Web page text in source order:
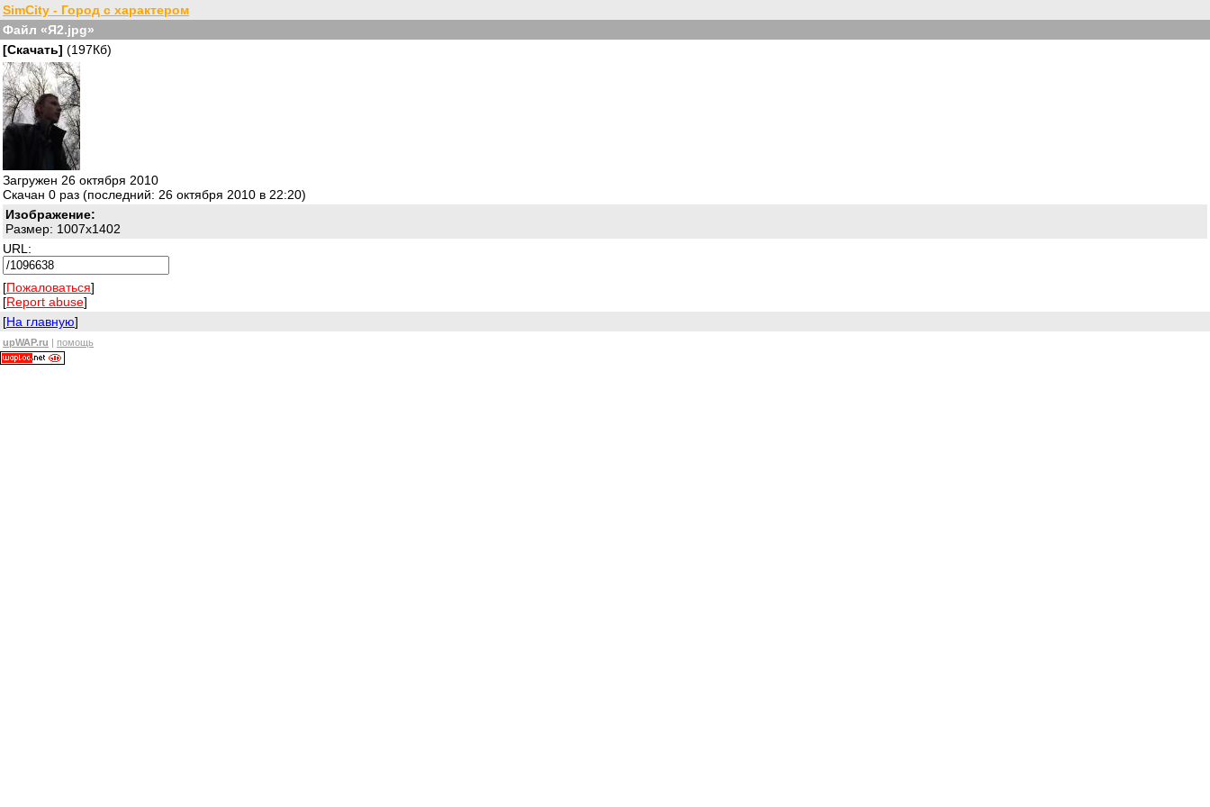
SimCity - Город с характером
Файл «Я2.jpg»
[Скачать] (197Кб)
Загружен 26 октября 2010
Скачан 0 раз (последний: 26 октября 2010 в 22:20)
Изображение:
Размер: 1007x1402
URL:
[Пожаловаться]
[Report abuse]
[На главную]
upWAP.ru | помощь